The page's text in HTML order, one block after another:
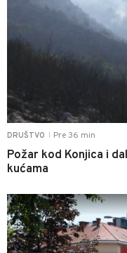
DRUŠTVO Pre 36 min
Požar kod Konjica i
kućama